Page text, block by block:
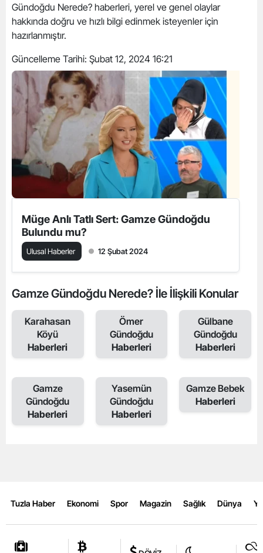
Gündoğdu Nerede? haberleri, yerel ve genel olaylar
hakkında doğru ve hızlı bilgi edinmek isteyenler için
hazırlanmıştır.
Güncelleme Tarihi: Şubat 12, 2024 16:21
Müge Anlı Tatlı Sert: Gamze Gündoğdu
Bulundu mu?
Ulusal Haberler 12 Şubat 2024
Gamze Gündoğdu Nerede? İle İlişkili Konular
Karahasan
Köyü
Haberleri
Ömer
Gündoğdu
Haberleri
Gülbane
Gündoğdu
Haberleri
Gamze
Gündoğdu
Haberleri
Yasemün
Gündoğdu
Haberleri
Gamze Bebek
Haberleri
Tuzla Haber Ekonomi Spor Magazin Sağlık Dünya